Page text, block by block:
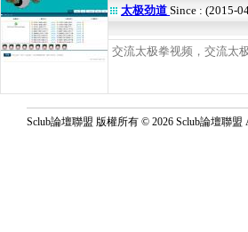
太极劲道 Since : (2015-
交流太极拳视频，交流太
Sclub論壇聯盟 版權所有 © 2026 Sclub論壇聯盟